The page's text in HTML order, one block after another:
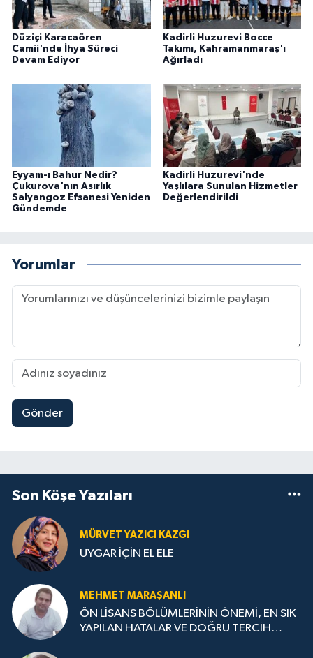
Düziçi Karacaören
Camii'nde İhya Süreci
Devam Ediyor
Kadirli Huzurevi Bocce
Takımı, Kahramanmaraş'ı
Ağırladı
Eyyam-ı Bahur Nedir?
Çukurova'nın Asırlık
Salyangoz Efsanesi Yeniden
Gündemde
Kadirli Huzurevi'nde
Yaşlılara Sunulan Hizmetler
Değerlendirildi
Yorumlar
Gönder
Son Köşe Yazıları
MÜRVET YAZICI KAZGI
UYGAR İÇİN EL ELE
MEHMET MARAŞANLI
ÖN LİSANS BÖLÜMLERİNİN ÖNEMİ, EN SIK
YAPILAN HATALAR VE DOĞRU TERCİH